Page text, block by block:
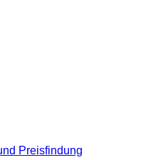
Preisfindung